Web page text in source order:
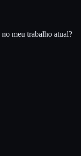
meu trabalho atual?